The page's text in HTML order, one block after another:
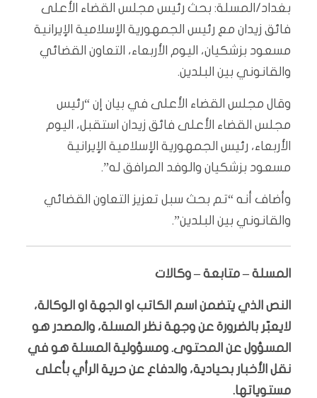
بغداد/المسلة: بحث رئيس مجلس القضاء الأعلى
فائق زيدان مع رئيس الجمهورية الإسلامية الإيرانية
مسعود بزشكيان، اليوم الأربعاء، التعاون القضائي
والقانوني بين البلدين.
وقال مجلس القضاء الأعلى في بيان إن “رئيس
مجلس القضاء الأعلى فائق زيدان استقبل، اليوم
الأربعاء، رئيس الجمهورية الإسلامية الإيرانية
مسعود بزشكيان والوفد المرافق له”.
وأضاف أنه “تم بحث سبل تعزيز التعاون القضائي
والقانوني بين البلدين”.
المسلة – متابعة – وكالات
النص الذي يتضمن اسم الكاتب او الجهة او الوكالة،
لايعبّر بالضرورة عن وجهة نظر المسلة، والمصدر هو
المسؤول عن المحتوى. ومسؤولية المسلة هو في
نقل الأخبار بحيادية، والدفاع عن حرية الرأي بأعلى
مستوياتها.